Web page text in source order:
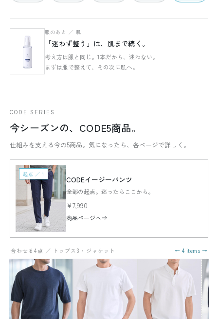
服のあと ／ 肌
「迷わず整う」は、肌まで続く。
考え方は服と同じ。1本だから、迷わない。
まずは服で整えて、その次に肌へ。
CODE SERIES
今シーズンの、CODE5商品。
仕組みを支える今の5商品。気になったら、各ページで詳しく。
起点 ／ 1
CODEイージーパンツ
全部の起点。迷ったらここから。
¥7,990
商品ページへ
合わせる4点 ／ トップス3・ジャケット ← 4 items →